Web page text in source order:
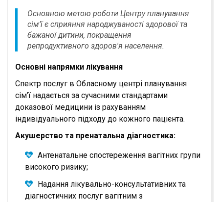
Основною метою роботи Центру планування
сім’ї є сприяння народжуваності здорової та
бажаної дитини, покращення
репродуктивного здоров'я населення.
Основні напрямки лікування
Спектр послуг в Обласному центрі планування
сім’ї надається за сучасними стандартами
доказової медицини із рахуванням
індивідуального підходу до кожного пацієнта.
Акушерство та пренатальна діагностика:
Антенатальне спостереження вагітних групи
високого ризику;
Надання лікувально-консультативних та
діагностичних послуг вагітним з